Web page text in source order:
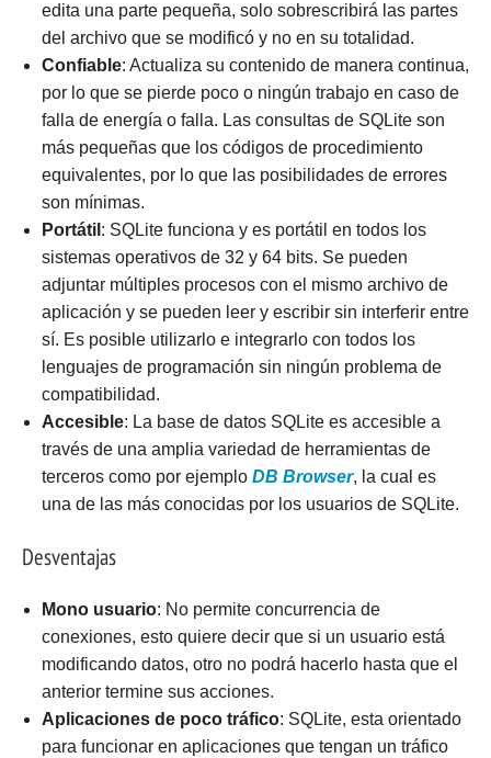
edita una parte pequeña, solo sobrescribirá las partes
del archivo que se modificó y no en su totalidad.
Confiable: Actualiza su contenido de manera continua,
por lo que se pierde poco o ningún trabajo en caso de
falla de energía o falla. Las consultas de SQLite son
más pequeñas que los códigos de procedimiento
equivalentes, por lo que las posibilidades de errores
son mínimas.
Portátil : SQLite funciona y es portátil en todos los
sistemas operativos de 32 y 64 bits. Se pueden
adjuntar múltiples procesos con el mismo archivo de
aplicación y se pueden leer y escribir sin interferir entre
sí. Es posible utilizarlo e integrarlo con todos los
lenguajes de programación sin ningún problema de
compatibilidad.
Accesible: La base de datos SQLite es accesible a
través de una amplia variedad de herramientas de
terceros como por ejemplo DB Browser, la cual es
una de las más conocidas por los usuarios de SQLite.
Desventajas
Mono usuario: No permite concurrencia de
conexiones, esto quiere decir que si un usuario está
modificando datos, otro no podrá hacerlo hasta que el
anterior termine sus acciones.
Aplicaciones de poco tráfico: SQLite, esta orientado
para funcionar en aplicaciones que tengan un tráfico